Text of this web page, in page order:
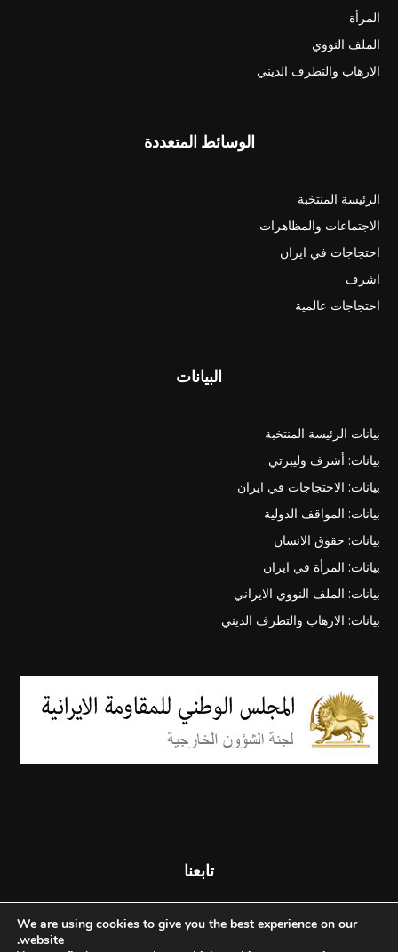
المرأة
الملف النووي
الارهاب والتطرف الديني
الوسائط المتعددة
الرئيسة المنتخبة
الاجتماعات والمظاهرات
احتجاجات في ايران
اشرف
احتجاجات عالمية
البيانات
بيانات الرئيسة المنتخبة
بيانات: أشرف وليبرتي
بيانات: الاحتجاجات في ايران
بيانات: المواقف الدولية
بيانات: حقوق الانسان
بيانات: المرأة في ايران
بيانات: الملف النووي الايراني
بيانات: الارهاب والتطرف الديني
تابعنا
We are using cookies to give you the best experience on our
website.